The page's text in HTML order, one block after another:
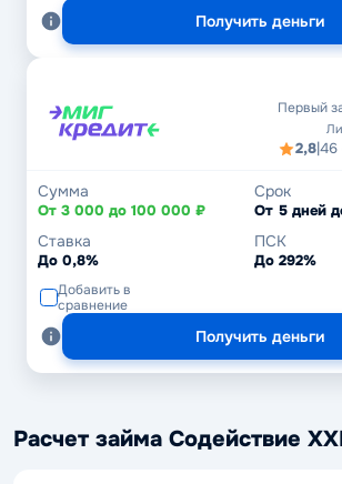
Получить деньги
Первый
2,8|46
Сумма
От 3 000 до 100 000 ₽
Срок
От 5 дней
Ставка
До 0,8%
ПСК
До 292%
Добавить в
сравнение
Получить деньги
Расчет займа Содействие